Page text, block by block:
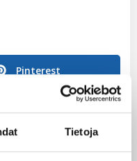
Tietoja
Pinterest